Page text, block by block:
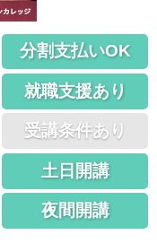
分割支払いOK
就職支援あり
受講条件あり
土日開講
夜間開講